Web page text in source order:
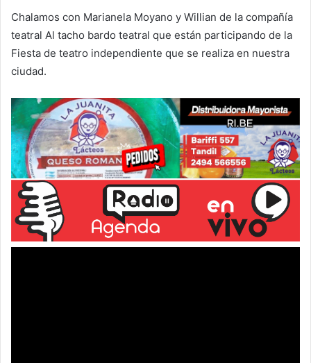
Chalamos con Marianela Moyano y Willian de la compañía
teatral Al tacho bardo teatral que están participando de la
Fiesta de teatro independiente que se realiza en nuestra
ciudad.